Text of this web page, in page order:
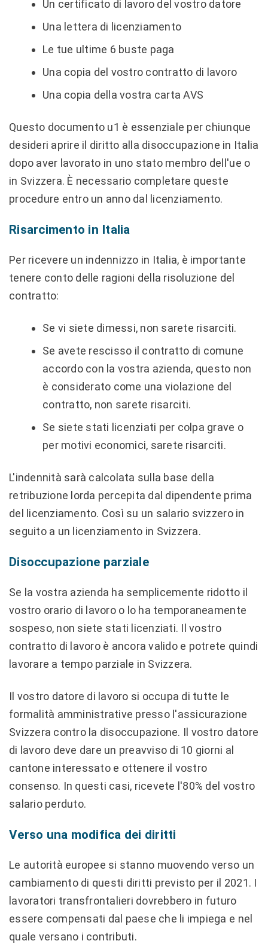
Un certificato di lavoro del vostro datore
Una lettera di licenziamento
Le tue ultime 6 buste paga
Una copia del vostro contratto di lavoro
Una copia della vostra carta AVS
Questo documento u1 è essenziale per chiunque
desideri aprire il diritto alla disoccupazione in Italia
dopo aver lavorato in uno stato membro dell'ue o
in Svizzera. È necessario completare queste
procedure entro un anno dal licenziamento.
Risarcimento in Italia
Per ricevere un indennizzo in Italia, è importante
tenere conto delle ragioni della risoluzione del
contratto:
Se vi siete dimessi, non sarete risarciti.
Se avete rescisso il contratto di comune
accordo con la vostra azienda, questo non
è considerato come una violazione del
contratto, non sarete risarciti.
Se siete stati licenziati per colpa grave o
per motivi economici, sarete risarciti.
L'indennità sarà calcolata sulla base della
retribuzione lorda percepita dal dipendente prima
del licenziamento. Così su un salario svizzero in
seguito a un licenziamento in Svizzera.
Disoccupazione parziale
Se la vostra azienda ha semplicemente ridotto il
vostro orario di lavoro o lo ha temporaneamente
sospeso, non siete stati licenziati. Il vostro
contratto di lavoro è ancora valido e potrete quindi
lavorare a tempo parziale in Svizzera.
Il vostro datore di lavoro si occupa di tutte le
formalità amministrative presso l'assicurazione
Svizzera contro la disoccupazione. Il vostro datore
di lavoro deve dare un preavviso di 10 giorni al
cantone interessato e ottenere il vostro
consenso. In questi casi, ricevete l'80% del vostro
salario perduto.
Verso una modifica dei diritti
Le autorità europee si stanno muovendo verso un
cambiamento di questi diritti previsto per il 2021. I
lavoratori transfrontalieri dovrebbero in futuro
essere compensati dal paese che li impiega e nel
quale versano i contributi.